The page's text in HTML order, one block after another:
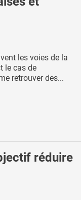
les voies de la
le cas de
retrouver des...
réduire